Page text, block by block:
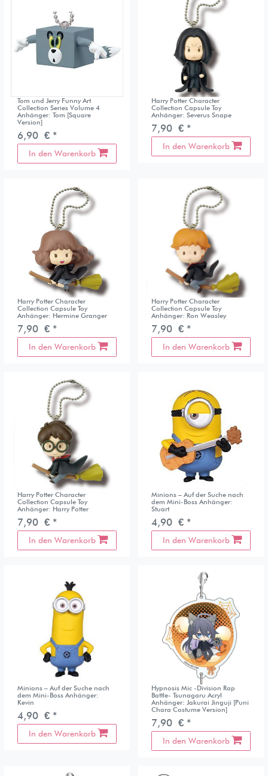
Tom und Jerry Funny Art
Collection Series Volume 4
Anhänger: Tom [Square
Version]
6,90 € *
In den Warenkorb
Harry Potter Character
Collection Capsule Toy
Anhänger: Severus Snape
7,90 € *
In den Warenkorb
Harry Potter Character
Collection Capsule Toy
Anhänger: Hermine Granger
7,90 € *
In den Warenkorb
Harry Potter Character
Collection Capsule Toy
Anhänger: Ron Weasley
7,90 € *
In den Warenkorb
Harry Potter Character
Collection Capsule Toy
Anhänger: Harry Potter
7,90 € *
In den Warenkorb
Minions – Auf der Suche nach
dem Mini-Boss Anhänger:
Stuart
4,90 € *
In den Warenkorb
Minions – Auf der Suche nach
dem Mini-Boss Anhänger:
Kevin
4,90 € *
In den Warenkorb
Hypnosis Mic -Division Rap
Battle- Tsunagaru Acryl
Anhänger: Jakurai Jinguji [Puni
Chara Costume Version]
7,90 € *
In den Warenkorb